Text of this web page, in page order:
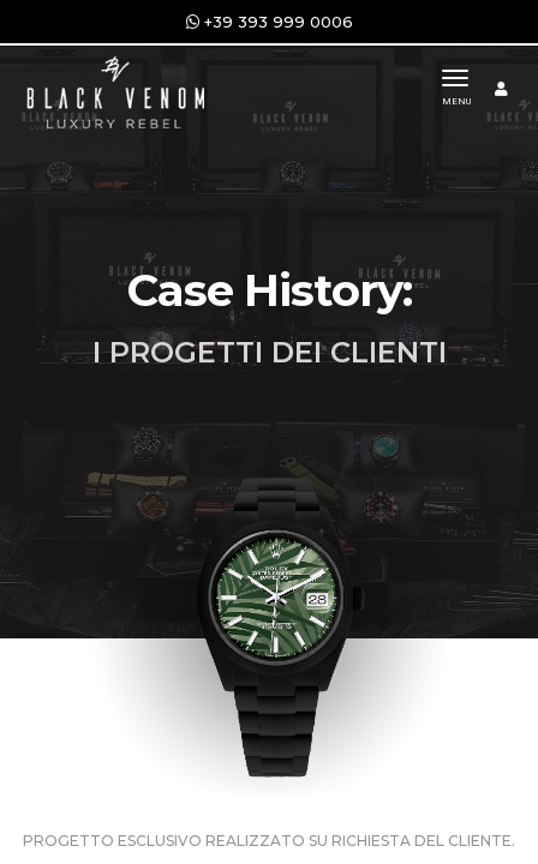
+39 393 999 0006
toggle
MENU
Case History:
I PROGETTI DEI CLIENTI
PROGETTO ESCLUSIVO REALIZZATO SU RICHIESTA DEL CLIENTE.